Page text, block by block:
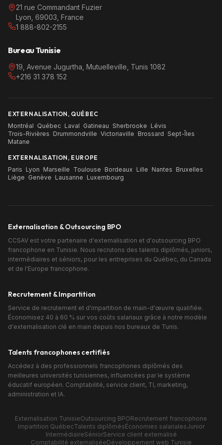
21 rue Commandant Fuzier
Lyon, 69003, France
1 888-802-2155
Bureau Tunisie
19, Avenue Jugurtha, Mutuelleville, Tunis 1082
+216 31 378 152
EXTERNALISATION, QUÉBEC
Montréal ·Québec ·Laval ·Gatineau ·Sherbrooke ·Lévis ·
Trois-Rivières ·Drummondville ·Victoriaville ·Brossard ·Sept-Îles ·
Matane
EXTERNALISATION, EUROPE
Paris ·Lyon ·Marseille ·Toulouse ·Bordeaux ·Lille ·Nantes ·Bruxelles ·
Liège ·Genève ·Lausanne ·Luxembourg
Externalisation & Outsourcing BPO
CCSAV est votre partenaire d'externalisation et d'outsourcing BPO
francophone en Tunisie. Nous recrutons des talents diplômés, juniors,
intermédiaires et séniors, pour les entreprises du Québec, du Canada
et de l'Europe francophone.
Recrutement & Impartition
Service de recrutement et d'impartition de main-d'œuvre qualifiée.
Économisez 40 à 60 % sur vos coûts salariaux grâce à notre modèle
d'externalisation clé en main depuis nos bureaux de Tunis.
Talents francophones certifiés
Accédez à des professionnels francophones diplômés des
meilleures universités tunisiennes, influencées par le système
éducatif européen. Comptabilité, service client, TI, marketing,
administration et IA.
Externalisation TunisieOutsourcing BPORecrutement francophone
Impartition QuébecTalents diplômésÉconomies salarialesJunior
IntermédiaireSéniorService client externalisé
Comptabilité externaliséeDéveloppement web Tunisie